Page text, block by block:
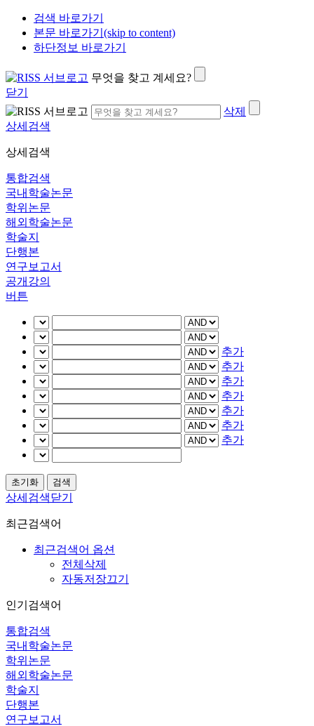
검색 바로가기
본문 바로가기(skip to content)
하단정보 바로가기
무엇을 찾고 계세요?
닫기
삭제
상세검색
상세검색
통합검색
국내학술논문
학위논문
해외학술논문
학술지
단행본
연구보고서
공개강의
버튼
추가
추가
추가
추가
추가
추가
추가
상세검색닫기
최근검색어
최근검색어 옵션
전체삭제
자동저장끄기
인기검색어
통합검색
국내학술논문
학위논문
해외학술논문
학술지
단행본
연구보고서